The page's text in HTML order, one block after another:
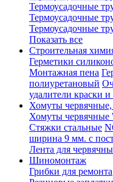
Термоусадочные
Термоусадочные
Термоусадочные
Показать все
Строительная
Герметики
Монтажная пена
полиуретановый
удалители краски и
Хомуты червячные,
Хомуты червячные
Стяжки стальные
ширина 9 мм. с
Лента для
Шиномонтаж
Грибки для ремонта